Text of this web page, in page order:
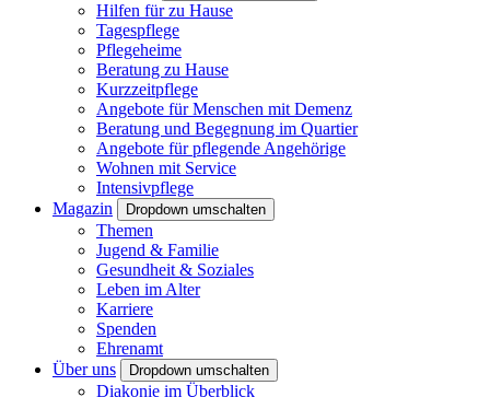
Hilfen für zu Hause
Tagespflege
Pflegeheime
Beratung zu Hause
Kurzzeitpflege
Angebote für Menschen mit Demenz
Beratung und Begegnung im Quartier
Angebote für pflegende Angehörige
Wohnen mit Service
Intensivpflege
Magazin
Dropdown umschalten
Themen
Jugend & Familie
Gesundheit & Soziales
Leben im Alter
Karriere
Spenden
Ehrenamt
Über uns
Dropdown umschalten
Diakonie im Überblick